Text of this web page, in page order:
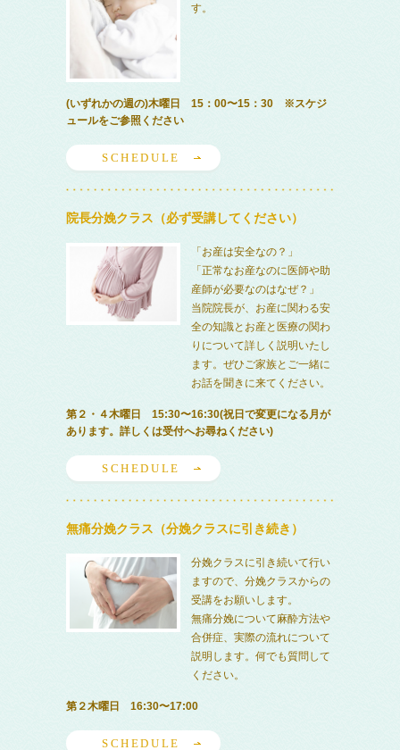
す。
(いずれかの週の)木曜日 15：00〜15：30 ※スケジ
ュールをご参照ください
SCHEDULE
院長分娩クラス（必ず受講してください）
「お産は安全なの？」
「正常なお産なのに医師や助
産師が必要なのはなぜ？」
当院院長が、お産に関わる安
全の知識とお産と医療の関わ
りについて詳しく説明いたし
ます。ぜひご家族とご一緒に
お話を聞きに来てください。
第２・４木曜日 15:30〜16:30(祝日で変更になる月が
あります。詳しくは受付へお尋ねください)
SCHEDULE
無痛分娩クラス（分娩クラスに引き続き）
分娩クラスに引き続いて行い
ますので、分娩クラスからの
受講をお願いします。
無痛分娩について麻酔方法や
合併症、実際の流れについて
説明します。何でも質問して
ください。
第２木曜日 16:30〜17:00
SCHEDULE